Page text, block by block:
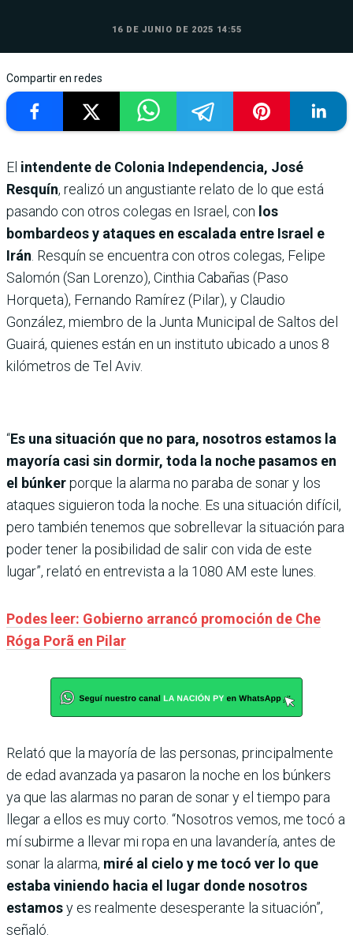
16 DE JUNIO DE 2025 14:55
Compartir en redes
El intendente de Colonia Independencia, José
Resquín, realizó un angustiante relato de lo que está
pasando con otros colegas en Israel, con los
bombardeos y ataques en escalada entre Israel e
Irán . Resquín se encuentra con otros colegas, Felipe
Salomón (San Lorenzo), Cinthia Cabañas (Paso
Horqueta), Fernando Ramírez (Pilar), y Claudio
González, miembro de la Junta Municipal de Saltos del
Guairá, quienes están en un instituto ubicado a unos 8
kilómetros de Tel Aviv.
“Es una situación que no para, nosotros estamos la
mayoría casi sin dormir, toda la noche pasamos en
el búnkerporque la alarma no paraba de sonar y los
ataques siguieron toda la noche. Es una situación difícil,
pero también tenemos que sobrellevar la situación para
poder tener la posibilidad de salir con vida de este
lugar”, relató en entrevista a la 1080 AM este lunes.
Podes leer: Gobierno arrancó promoción de Che
Róga Porã en Pilar
Relató que la mayoría de las personas, principalmente
de edad avanzada ya pasaron la noche en los búnkers
ya que las alarmas no paran de sonar y el tiempo para
llegar a ellos es muy corto. “Nosotros vemos, me tocó a
mí subirme a llevar mi ropa en una lavandería, antes de
sonar la alarma, miré al cielo y me tocó ver lo que
estaba viniendo hacia el lugar donde nosotros
estamosy es realmente desesperante la situación”,
señaló.